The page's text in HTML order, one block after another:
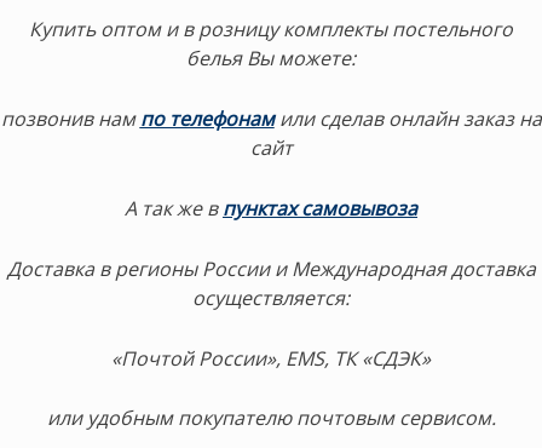
Купить оптом и в розницу комплекты постельного
белья Вы можете:
позвонив нампо телефонам или сделав онлайн заказ на
сайт
А так же в пунктах самовывоза
Доставка в регионы России и Международная доставка
осуществляется:
«Почтой России», EMS, ТК «СДЭК»
или удобным покупателю почтовым сервисом.